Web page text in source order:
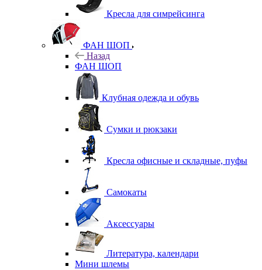
Кресла для симрейсинга
ФАН ШОП
Назад
ФАН ШОП
Клубная одежда и обувь
Сумки и рюкзаки
Кресла офисные и складные, пуфы
Самокаты
Аксессуары
Литература, календари
Мини шлемы